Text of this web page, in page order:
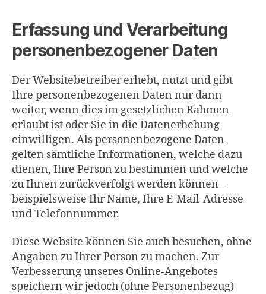
Erfassung und Verarbeitung
personenbezogener Daten
Der Websitebetreiber erhebt, nutzt und gibt
Ihre personenbezogenen Daten nur dann
weiter, wenn dies im gesetzlichen Rahmen
erlaubt ist oder Sie in die Datenerhebung
einwilligen. Als personenbezogene Daten
gelten sämtliche Informationen, welche dazu
dienen, Ihre Person zu bestimmen und welche
zu Ihnen zurückverfolgt werden können –
beispielsweise Ihr Name, Ihre E-Mail-Adresse
und Telefonnummer.
Diese Website können Sie auch besuchen, ohne
Angaben zu Ihrer Person zu machen. Zur
Verbesserung unseres Online-Angebotes
speichern wir jedoch (ohne Personenbezug)